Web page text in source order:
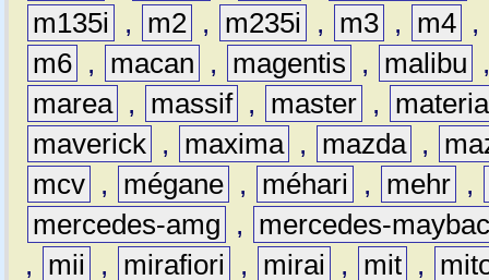
m135i
, m2 , m235i , m3 , m4 ,
m6 , macan , magentis , malibu
marea , massif , master ,
materia
maverick , maxima , mazda ,
mcv , mégane , méhari , mehr ,
mercedes-amg
,
mercedes-
,
mii , mirafiori , mirai , mit ,